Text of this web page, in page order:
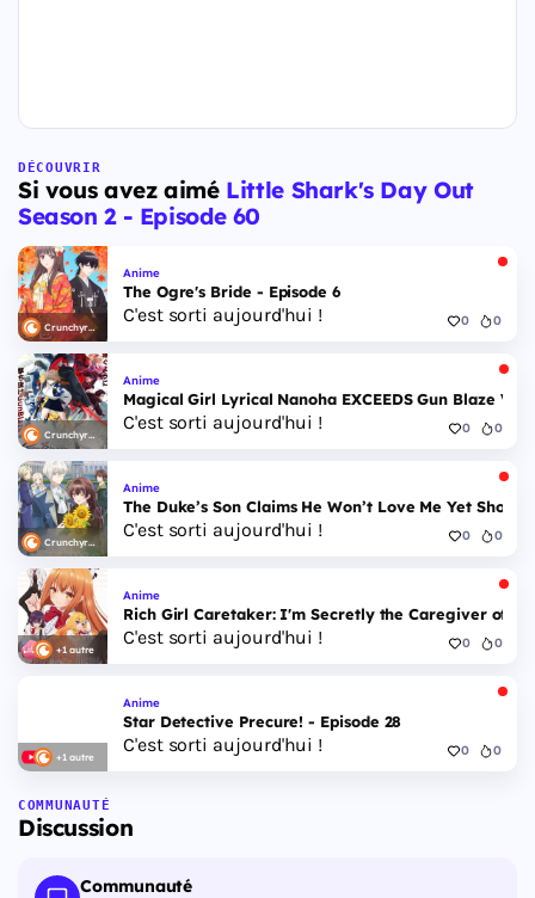
DÉCOUVRIR
Si vous avez aimé Little Shark's Day Out
Season 2 - Episode 60
Crunchyroll
Anime
The Ogre's Bride - Episode 6
C'est sorti aujourd'hui ! 0 0
Crunchyroll
Anime
Magical Girl Lyrical Nanoha EXCEEDS Gun Blaze
C'est sorti aujourd'hui ! 0 0
Crunchyroll
Anime
The Duke’s Son Claims He Won’t Love Me Yet
C'est sorti aujourd'hui ! 0 0
+1 autre
Anime
Rich Girl Caretaker: I'm Secretly the Caregiver of
C'est sorti aujourd'hui ! 0 0
+1 autre
Anime
Star Detective Precure! - Episode 28
C'est sorti aujourd'hui ! 0 0
COMMUNAUTÉ
Discussion
Communauté